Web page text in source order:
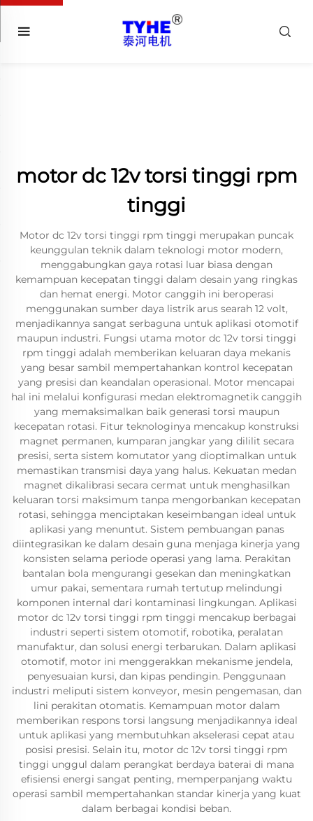
motor dc 12v torsi tinggi rpm
tinggi
Motor dc 12v torsi tinggi rpm tinggi merupakan puncak
keunggulan teknik dalam teknologi motor modern,
menggabungkan gaya rotasi luar biasa dengan
kemampuan kecepatan tinggi dalam desain yang ringkas
dan hemat energi. Motor canggih ini beroperasi
menggunakan sumber daya listrik arus searah 12 volt,
menjadikannya sangat serbaguna untuk aplikasi otomotif
maupun industri. Fungsi utama motor dc 12v torsi tinggi
rpm tinggi adalah memberikan keluaran daya mekanis
yang besar sambil mempertahankan kontrol kecepatan
yang presisi dan keandalan operasional. Motor mencapai
hal ini melalui konfigurasi medan elektromagnetik canggih
yang memaksimalkan baik generasi torsi maupun
kecepatan rotasi. Fitur teknologinya mencakup konstruksi
magnet permanen, kumparan jangkar yang dililit secara
presisi, serta sistem komutator yang dioptimalkan untuk
memastikan transmisi daya yang halus. Kekuatan medan
magnet dikalibrasi secara cermat untuk menghasilkan
keluaran torsi maksimum tanpa mengorbankan kecepatan
rotasi, sehingga menciptakan keseimbangan ideal untuk
aplikasi yang menuntut. Sistem pembuangan panas
diintegrasikan ke dalam desain guna menjaga kinerja yang
konsisten selama periode operasi yang lama. Perakitan
bantalan bola mengurangi gesekan dan meningkatkan
umur pakai, sementara rumah tertutup melindungi
komponen internal dari kontaminasi lingkungan. Aplikasi
motor dc 12v torsi tinggi rpm tinggi mencakup berbagai
industri seperti sistem otomotif, robotika, peralatan
manufaktur, dan solusi energi terbarukan. Dalam aplikasi
otomotif, motor ini menggerakkan mekanisme jendela,
penyesuaian kursi, dan kipas pendingin. Penggunaan
industri meliputi sistem konveyor, mesin pengemasan, dan
lini perakitan otomatis. Kemampuan motor dalam
memberikan respons torsi langsung menjadikannya ideal
untuk aplikasi yang membutuhkan akselerasi cepat atau
posisi presisi. Selain itu, motor dc 12v torsi tinggi rpm
tinggi unggul dalam perangkat berdaya baterai di mana
efisiensi energi sangat penting, memperpanjang waktu
operasi sambil mempertahankan standar kinerja yang kuat
dalam berbagai kondisi beban.